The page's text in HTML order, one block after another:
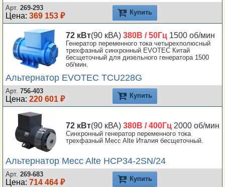
Арт. 269-293
Цена: 369 153 ₽ Купить
72 кВт(90 кВА) 380В / 50Гц 1500 об/мин
Генератор переменного тока четырехполюсный
трехфазный синхронный EVOTEC Китай
бесщеточный для дизельного генератора 1500
об/мин.
Альтернатор EVOTEC TCU228G
Арт. 756-403
Цена: 220 601 ₽ Купить
72 кВт(90 кВА) 380В / 400Гц 2000 об/мин
Синхронный генератор переменного тока
трехфазный Mecc Alte Италия бесщеточный.
Альтернатор Mecc Alte HCP34-2SN/24
Арт. 269-683
Цена: 714 464 ₽ Купить